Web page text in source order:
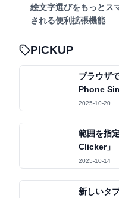
絵文字選びをもっとス
される便利拡張機能
PICKUP
ブラウザ
Phone
2025-10-20
範囲を指
Clicker」
2025-10-14
新しいタ